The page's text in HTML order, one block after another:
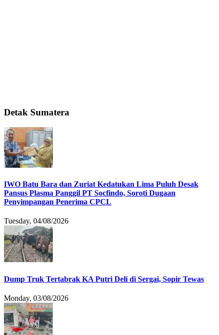
Detak Sumatera
IWO Batu Bara dan Zuriat Kedatukan Lima Puluh Desak
Pansus Plasma Panggil PT Socfindo, Soroti Dugaan
Penyimpangan Penerima CPCL
Tuesday, 04/08/2026
Dump Truk Tertabrak KA Putri Deli di Sergai, Sopir Tewas
Monday, 03/08/2026